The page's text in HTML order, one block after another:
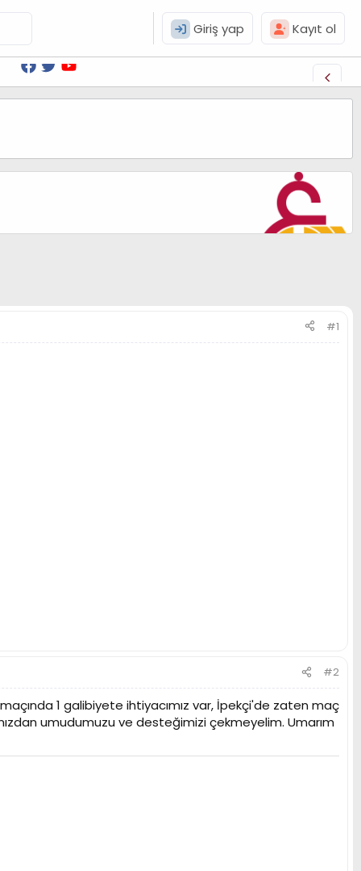
Giriş yap Kayıt ol
#1
#2
1 galibiyete ihtiyacımız var, İpekçi'de zaten maç
umudumuzu ve desteğimizi çekmeyelim. Umarım